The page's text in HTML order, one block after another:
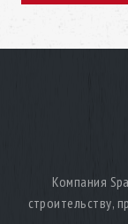
Подсветка
усиливает
центрального
Компания
строительству,